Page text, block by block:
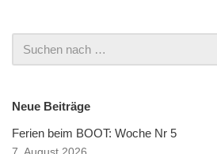
Neue Beiträge
Ferien beim BOOT: Woche Nr 5